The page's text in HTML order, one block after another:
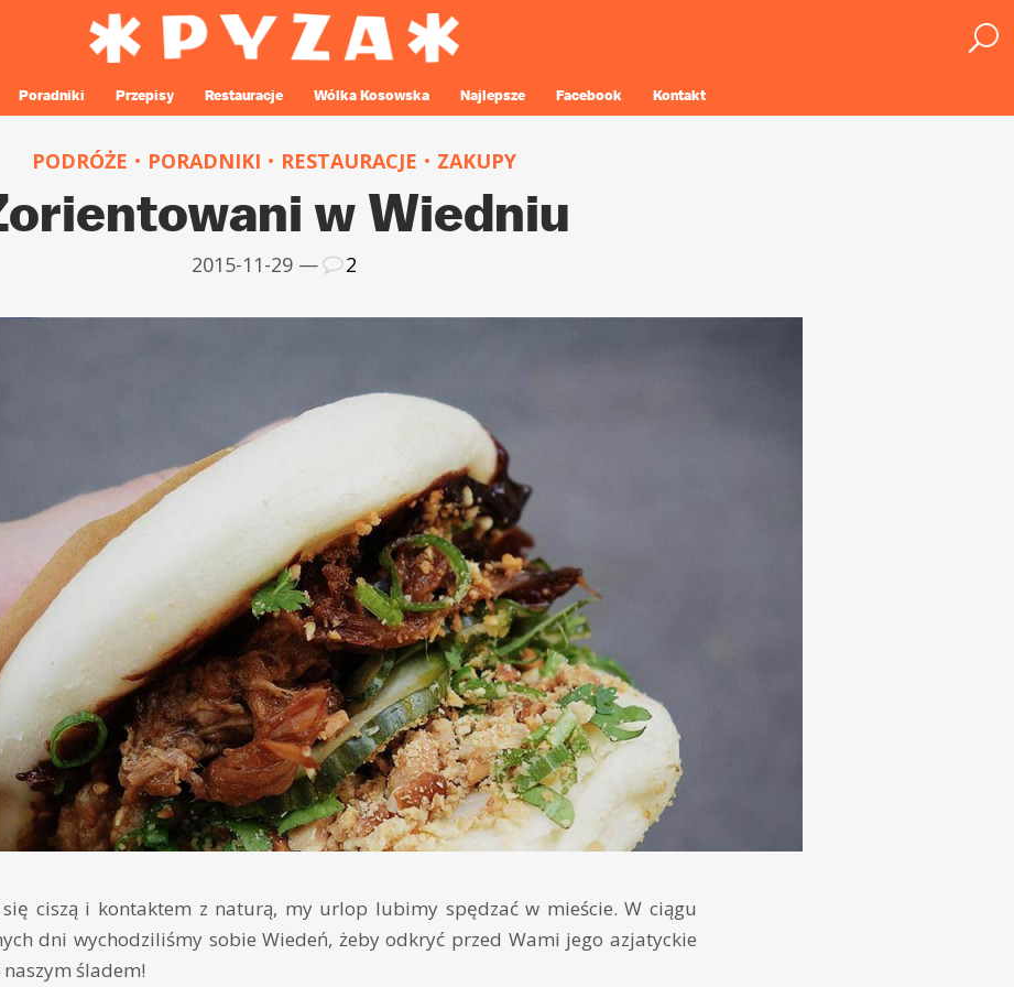
Poradniki Przepisy Restauracje Wólka Kosowska Najlepsze Facebook Kontakt
PODRÓŻE PORADNIKI RESTAURACJE ZAKUPY
w Wiedniu
2015-11-29 — 2
się ciszą i kontaktem z naturą, my urlop lubimy spędzać w mieście. W ciągu
dni wychodziliśmy sobie Wiedeń, żeby odkryć przed Wami jego azjatyckie
śladem!